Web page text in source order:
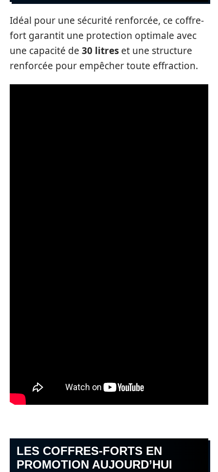
Idéal pour une sécurité renforcée, ce coffre-
fort garantit une protection optimale avec
une capacité de 30 litres et une structure
renforcée pour empêcher toute effraction.
LES COFFRES-FORTS EN
PROMOTION AUJOURD’HUI